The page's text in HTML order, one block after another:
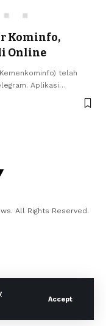
Accept
Kominfo,
Online
telah
Aplikasi…
All Rights Reserved.